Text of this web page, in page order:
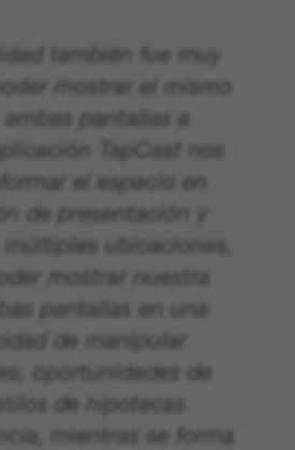
también fue muy
mostrar el mismo
ambas pantallas a
TapCast nos
el espacio en
de presentación y
ubicaciones,
mostrar nuestra
pantallas en una
de manipular
oportunidades de
de hipotecas
mientras se forma